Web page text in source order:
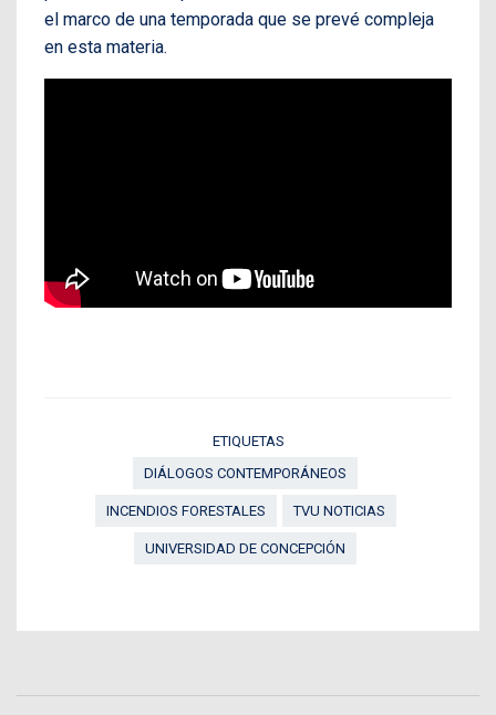
el marco de una temporada que se prevé compleja
en esta materia.
ETIQUETAS
DIÁLOGOS CONTEMPORÁNEOS
INCENDIOS FORESTALES TVU NOTICIAS
UNIVERSIDAD DE CONCEPCIÓN